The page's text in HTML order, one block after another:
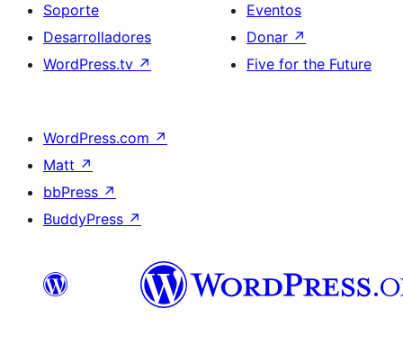
Soporte
Desarrolladores
WordPress.tv ↗
Eventos
Donar ↗
Five for the Future
WordPress.com ↗
Matt ↗
bbPress ↗
BuddyPress ↗